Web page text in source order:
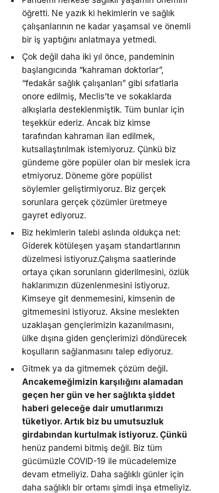
öğretti. Ne yazık ki hekimlerin ve sağlık
çalışanlarının ne kadar yaşamsal ve önemli
bir iş yaptığını anlatmaya yetmedi.
Çok değil daha iki yıl önce, pandeminin
başlangıcında “kahraman doktorlar”,
“fedakâr sağlık çalışanları” gibi sıfatlarla
onore edilmiş, Meclis’te ve sokaklarda
alkışlarla desteklenmiştik. Tüm bunlar için
teşekkür ederiz. Ancak biz kimse
tarafından kahraman ilan edilmek,
kutsallaştırılmak istemiyoruz. Çünkü biz
gündeme göre popüler olan bir meslek icra
etmiyoruz. Döneme göre popülist
söylemler geliştirmiyoruz. Biz gerçek
sorunlara gerçek çözümler üretmeye
gayret ediyoruz.
Biz hekimlerin talebi aslında oldukça net:
Giderek kötüleşen yaşam standartlarının
düzelmesi istiyoruz.Çalışma saatlerinde
ortaya çıkan sorunların giderilmesini, özlük
haklarımızın düzenlenmesini istiyoruz.
Kimseye git denmemesini, kimsenin de
gitmemesini istiyoruz. Aksine meslekten
uzaklaşan gençlerimizin kazanılmasını,
ülke dışına giden gençlerimizi döndürecek
koşulların sağlanmasını talep ediyoruz.
Gitmek ya da gitmemek çözüm değil.
Ancakemeğimizin karşılığını alamadan
geçen her gün ve her sağlıkta şiddet
haberi geleceğe dair umutlarımızı
tüketiyor. Artık biz bu umutsuzluk
girdabından kurtulmak istiyoruz. Çünkü
henüz pandemi bitmiş değil. Biz tüm
gücümüzle COVID-19 ile mücadelemize
devam etmeliyiz. Daha sağlıklı günler için
daha sağlıklı bir ortamı şimdi inşa etmeliyiz.